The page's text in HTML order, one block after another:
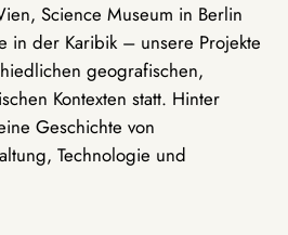
Science Museum in Berlin
in der Karibik – unsere Projekte
geografischen,
Kontexten statt. Hinter
Geschichte von
Technologie und